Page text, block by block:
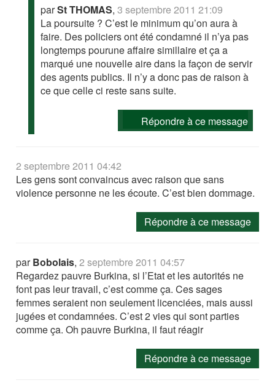
parSt THOMAS,3 septembre 2011 21:09
La poursuite ? C’est le minimum qu’on aura à
faire. Des policiers ont été condamné il n’ya pas
longtemps pourune affaire simillaire et ça a
marqué une nouvelle aire dans la façon de servir
des agents publics. Il n’y a donc pas de raison à
ce que celle ci reste sans suite.
Répondre à ce message
2 septembre 2011 04:42
Les gens sont convaincus avec raison que sans
violence personne ne les écoute. C’est bien dommage.
Répondre à ce message
parBobolais,2 septembre 2011 04:57
Regardez pauvre Burkina, si l’Etat et les autorités ne
font pas leur travail, c’est comme ça. Ces sages
femmes seraient non seulement licenciées, mais aussi
jugées et condamnées. C’est 2 vies qui sont parties
comme ça. Oh pauvre Burkina, il faut réagir
Répondre à ce message